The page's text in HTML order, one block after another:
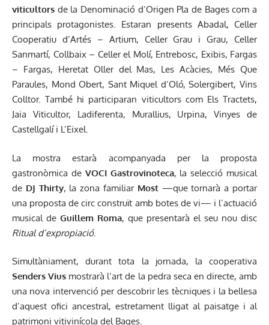
viticultors de la Denominació d’Origen Pla de Bages com a
principals protagonistes. Estaran presents Abadal, Celler
Cooperatiu d’Artés – Artium, Celler Grau i Grau, Celler
Sanmartí, Collbaix – Celler el Molí, Entrebosc, Exibis, Fargas
– Fargas, Heretat Oller del Mas, Les Acàcies, Més Que
Paraules, Mond Obert, Sant Miquel d’Oló, Solergibert, Vins
Colltor. També hi participaran viticultors com Els Tractets,
Jaia Viticultor, Ladiferenta, Murallius, Urpina, Vinyes de
Castellgalí i L’Eixel.
La mostra estarà acompanyada per la proposta
gastronòmica de VOCI Gastrovinoteca, la selecció musical
de DJ Thirty, la zona familiar Most —que tornarà a portar
una proposta de circ construït amb botes de vi— i l’actuació
musical de Guillem Roma, que presentarà el seu nou disc
Ritual d’expropiació.
Simultàniament, durant tota la jornada, la cooperativa
Senders Vius mostrarà l’art de la pedra seca en directe, amb
una nova intervenció per descobrir les tècniques i la bellesa
d’aquest ofici ancestral, estretament lligat al paisatge i al
patrimoni vitivinícola del Bages.